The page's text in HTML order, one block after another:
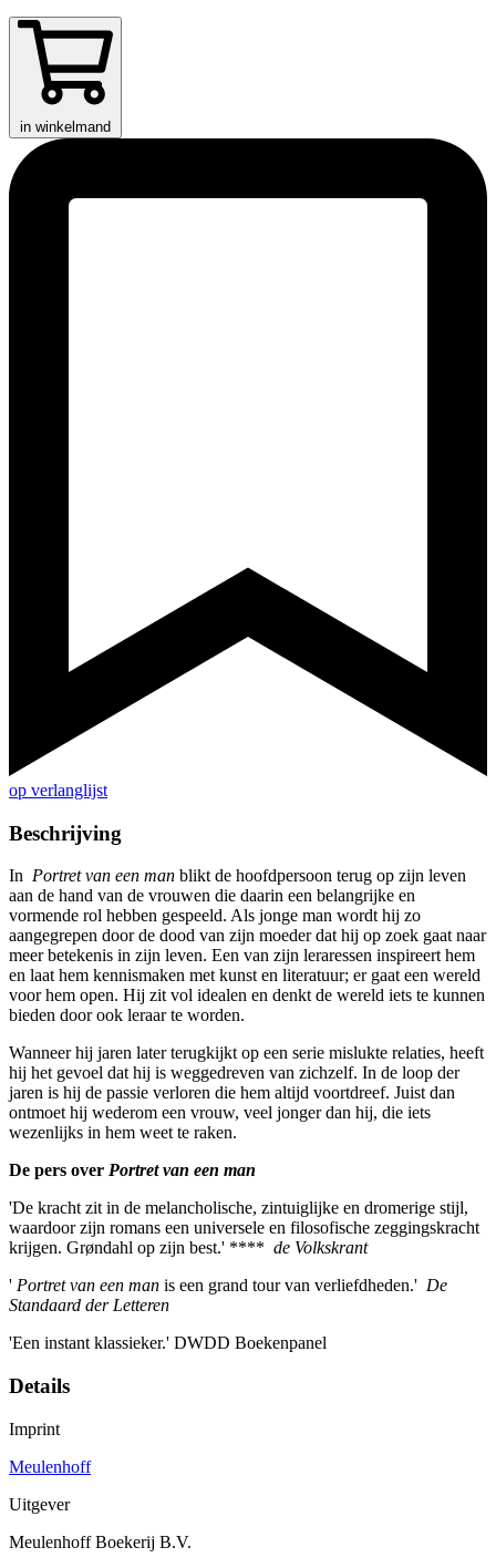
in winkelmand
op verlanglijst
Beschrijving
In Portret van een man blikt de hoofdpersoon terug op zijn leven
aan de hand van de vrouwen die daarin een belangrijke en
vormende rol hebben gespeeld. Als jonge man wordt hij zo
aangegrepen door de dood van zijn moeder dat hij op zoek gaat naar
meer betekenis in zijn leven. Een van zijn leraressen inspireert hem
en laat hem kennismaken met kunst en literatuur; er gaat een wereld
voor hem open. Hij zit vol idealen en denkt de wereld iets te kunnen
bieden door ook leraar te worden.
Wanneer hij jaren later terugkijkt op een serie mislukte relaties, heeft
hij het gevoel dat hij is weggedreven van zichzelf. In de loop der
jaren is hij de passie verloren die hem altijd voortdreef. Juist dan
ontmoet hij wederom een vrouw, veel jonger dan hij, die iets
wezenlijks in hem weet te raken.
De pers over Portret van een man
'De kracht zit in de melancholische, zintuiglijke en dromerige stijl,
waardoor zijn romans een universele en filosofische zeggingskracht
krijgen. Grøndahl op zijn best.' **** de Volkskrant
' Portret van een man is een grand tour van verliefdheden.' De
Standaard der Letteren
'Een instant klassieker.' DWDD Boekenpanel
Details
Imprint
Meulenhoff
Uitgever
Meulenhoff Boekerij B.V.